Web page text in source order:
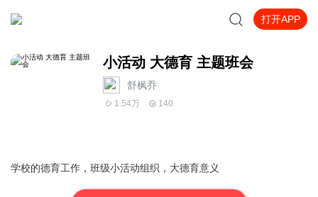
打开APP
小活动 大德育 主题班会
舒枫乔
1.54万 140
学校的德育工作，班级小活动组织，大德育意义